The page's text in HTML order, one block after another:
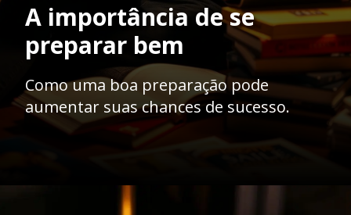
A importância de se
preparar bem
Como uma boa preparação pode
aumentar suas chances de sucesso.
https://ademilsoncs.adv.br/